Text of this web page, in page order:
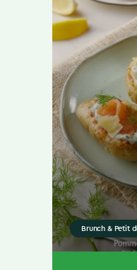
Brunch & Petit